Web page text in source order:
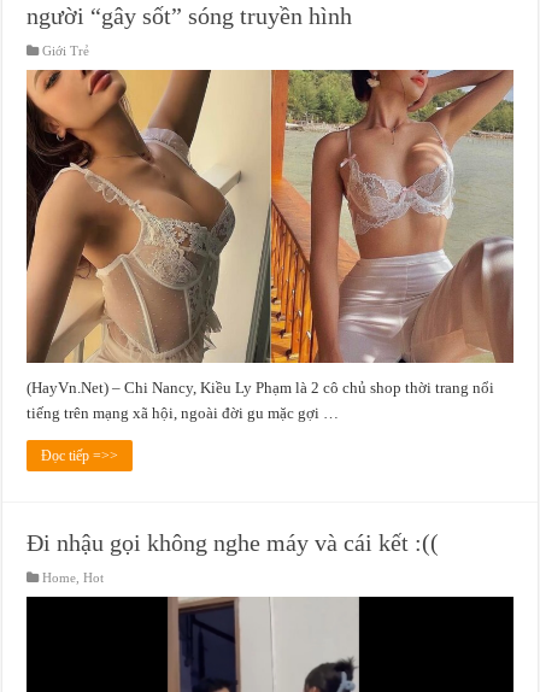
người “gây sốt” sóng truyền hình
Giới Trẻ
(HayVn.Net) – Chi Nancy, Kiều Ly Phạm là 2 cô chủ shop thời trang nổi
tiếng trên mạng xã hội, ngoài đời gu mặc gợi …
Đọc tiếp =>>
Đi nhậu gọi không nghe máy và cái kết :((
Home ,Hot